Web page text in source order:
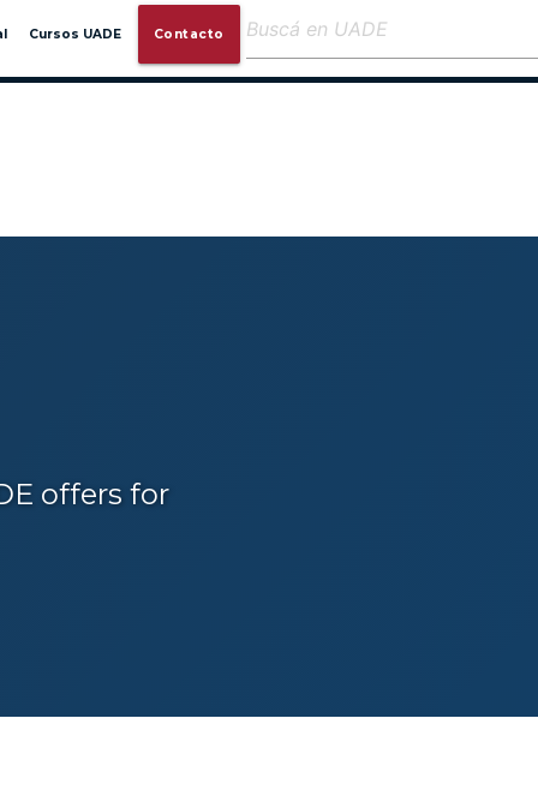
Cursos UADE Contacto
offers for